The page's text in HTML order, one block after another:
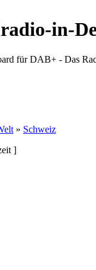
in-
für DAB+ - Das
» Schweiz
]